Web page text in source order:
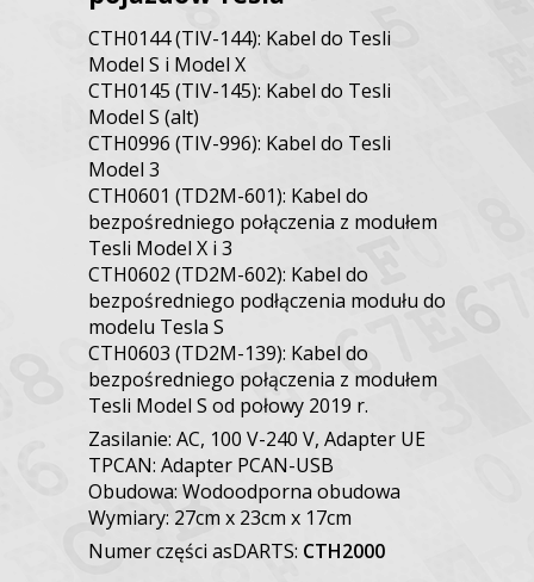
CTH0144 (TIV-144): Kabel do Tesli
Model S i Model X
CTH0145 (TIV-145): Kabel do Tesli
Model S (alt)
CTH0996 (TIV-996): Kabel do Tesli
Model 3
CTH0601 (TD2M-601): Kabel do
bezpośredniego połączenia z modułem
Tesli Model X i 3
CTH0602 (TD2M-602): Kabel do
bezpośredniego podłączenia modułu do
modelu Tesla S
CTH0603 (TD2M-139): Kabel do
bezpośredniego połączenia z modułem
Tesli Model S od połowy 2019 r.
Zasilanie: AC, 100 V-240 V, Adapter UE
TPCAN: Adapter PCAN-USB
Obudowa: Wodoodporna obudowa
Wymiary: 27cm x 23cm x 17cm
Numer części asDARTS: CTH2000